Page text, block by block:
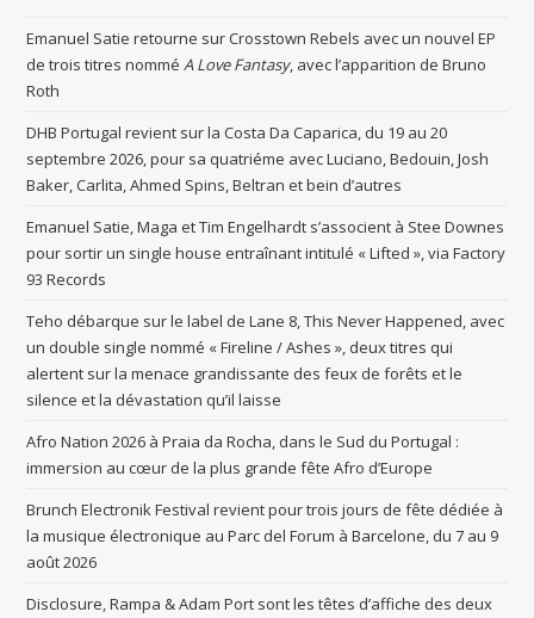
Emanuel Satie retourne sur Crosstown Rebels avec un nouvel EP
de trois titres nomméA Love Fantasy, avec l’apparition de Bruno
Roth
DHB Portugal revient sur la Costa Da Caparica, du 19 au 20
septembre 2026, pour sa quatriéme avec Luciano, Bedouin, Josh
Baker, Carlita, Ahmed Spins, Beltran et bein d’autres
Emanuel Satie, Maga et Tim Engelhardt s’associent à Stee Downes
pour sortir un single house entraînant intitulé « Lifted », via Factory
93 Records
Teho débarque sur le label de Lane 8, This Never Happened, avec
un double single nommé « Fireline / Ashes », deux titres qui
alertent sur la menace grandissante des feux de forêts et le
silence et la dévastation qu’il laisse
Afro Nation 2026 à Praia da Rocha, dans le Sud du Portugal :
immersion au cœur de la plus grande fête Afro d’Europe
Brunch Electronik Festival revient pour trois jours de fête dédiée à
la musique électronique au Parc del Forum à Barcelone, du 7 au 9
août 2026
Disclosure, Rampa & Adam Port sont les têtes d’affiche des deux